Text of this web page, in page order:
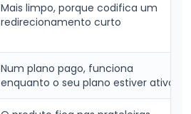
Mais limpo, porque codifica um
redirecionamento curto
Num plano pago, funciona
enquanto o seu plano estiver ativo